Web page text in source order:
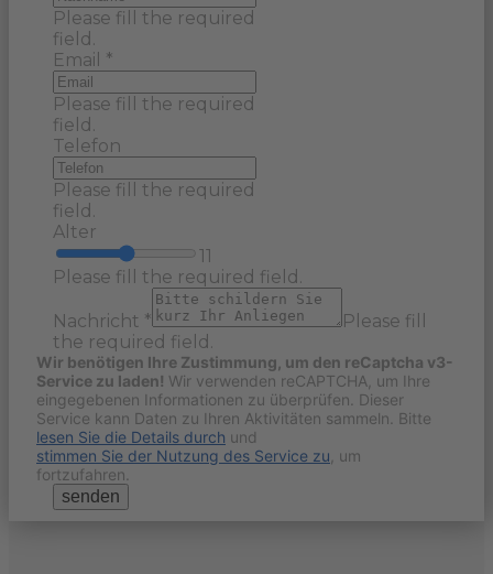
Please fill the required
field.
Email
*
Please fill the required
field.
Telefon
Please fill the required
field.
Alter
11
Please fill the required field.
Nachricht *
Please fill
the required field.
Wir benötigen Ihre Zustimmung, um den reCaptcha v3-
Service zu laden! Wir verwenden reCAPTCHA, um Ihre
eingegebenen Informationen zu überprüfen. Dieser
Service kann Daten zu Ihren Aktivitäten sammeln. Bitte
lesen Sie die Details durch und
stimmen Sie der Nutzung des Service zu , um
fortzufahren.
senden